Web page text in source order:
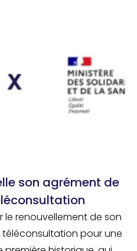
son agrément de
le renouvellement de son
pour une